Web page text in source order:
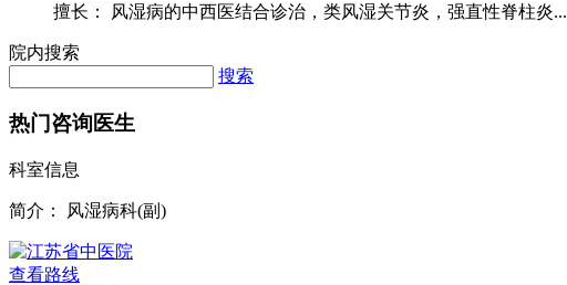
擅长： 风湿病的中西医结合诊治，类风湿关节炎，强直性脊柱炎...
院内搜索
搜索
热门咨询医生
科室信息
简介： 风湿病科(副)
查看路线